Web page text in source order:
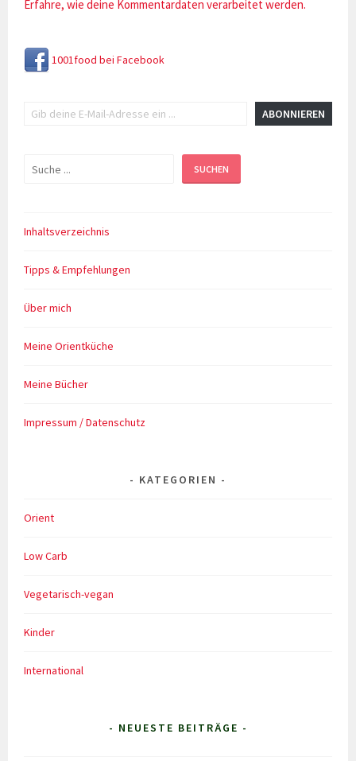
Erfahre, wie deine Kommentardaten verarbeitet werden.
1001food bei Facebook
ABONNIEREN
Suchen SUCHEN
Inhaltsverzeichnis
Tipps & Empfehlungen
Über mich
Meine Orientküche
Meine Bücher
Impressum / Datenschutz
KATEGORIEN
Orient
Low Carb
Vegetarisch-vegan
Kinder
International
- NEUESTE BEITRÄGE -